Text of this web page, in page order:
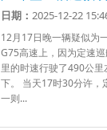
日期：2025-12-22
12月17日晚一辆疑似为
G75高速上，因为定速
里的时速行驶了490公
下。 当天17时30分许，
一则...